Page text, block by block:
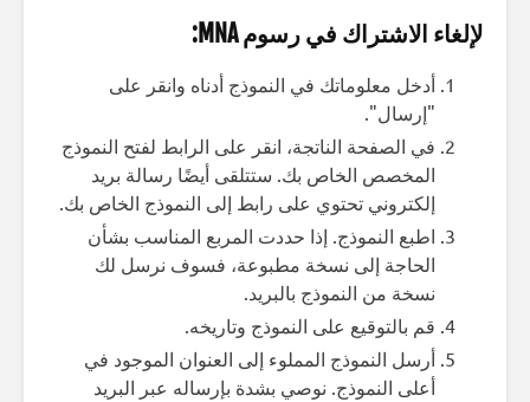
لإلغاء الاشتراك في رسوم MNA:
أدخل معلوماتك في النموذج أدناه وانقر على
"إرسال".
في الصفحة الناتجة، انقر على الرابط لفتح النموذج
المخصص الخاص بك. ستتلقى أيضًا رسالة بريد
إلكتروني تحتوي على رابط إلى النموذج الخاص بك.
اطبع النموذج. إذا حددت المربع المناسب بشأن
الحاجة إلى نسخة مطبوعة، فسوف نرسل لك
نسخة من النموذج بالبريد.
قم بالتوقيع على النموذج وتاريخه.
أرسل النموذج المملوء إلى العنوان الموجود في
أعلى النموذج. نوصي بشدة بإرساله عبر البريد